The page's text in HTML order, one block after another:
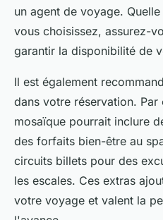
un agent de voyage.
vous choisissez, assurez-
garantir la disponibilité de
Il est également
dans votre réservation. Par
mosaïque pourrait inclure
des forfaits bien-être au
circuits billets pour des
les escales. Ces extras
votre voyage et valent la